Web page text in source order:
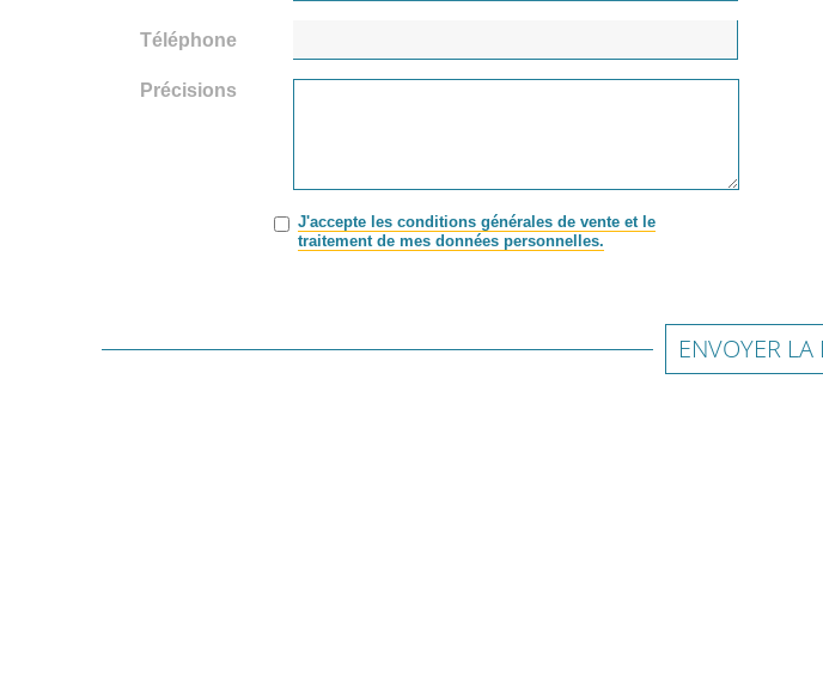
Téléphone
Précisions
J'accepte les conditions générales de vente et le
traitement de mes données personnelles.
ENVOYER